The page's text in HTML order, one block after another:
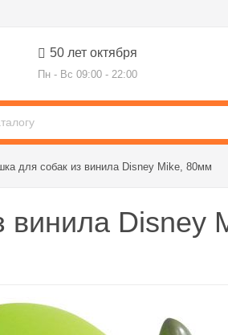
50 лет октября
Пн - Вс 09:00 - 22:00
для собак из винила Disney Mike, 80мм
винила Disney